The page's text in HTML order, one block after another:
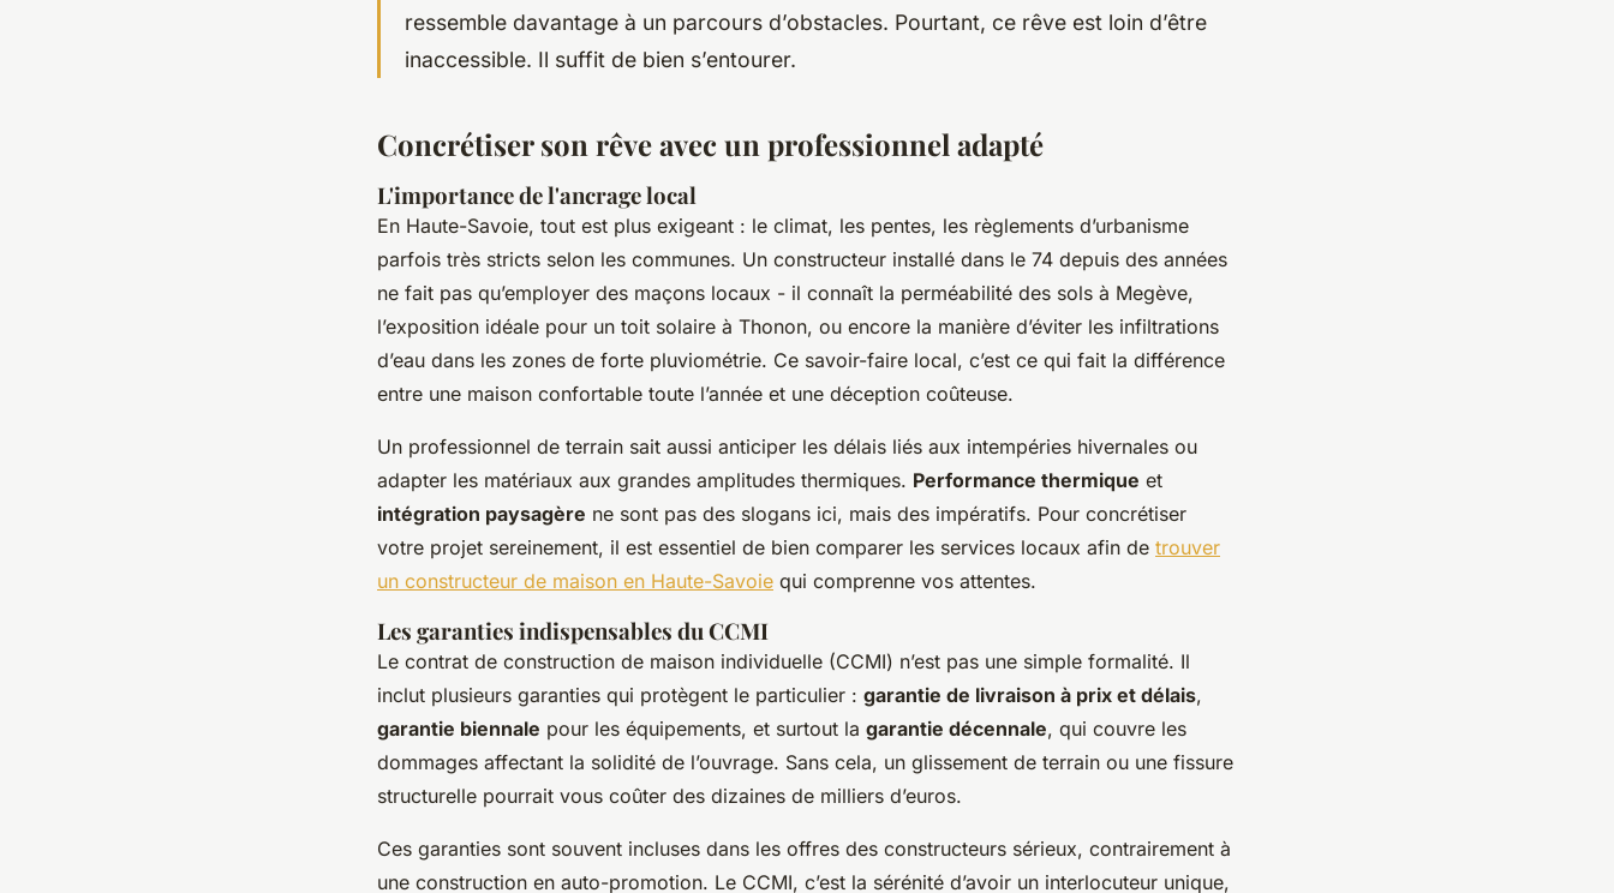
ressemble davantage à un parcours d’obstacles. Pourtant, ce rêve est loin d’être
inaccessible. Il suffit de bien s’entourer.
Concrétiser son rêve avec un professionnel adapté
L'importance de l'ancrage local
En Haute-Savoie, tout est plus exigeant : le climat, les pentes, les règlements d’urbanisme
parfois très stricts selon les communes. Un constructeur installé dans le 74 depuis des années
ne fait pas qu’employer des maçons locaux - il connaît la perméabilité des sols à Megève,
l’exposition idéale pour un toit solaire à Thonon, ou encore la manière d’éviter les infiltrations
d’eau dans les zones de forte pluviométrie. Ce savoir-faire local, c’est ce qui fait la différence
entre une maison confortable toute l’année et une déception coûteuse.
Un professionnel de terrain sait aussi anticiper les délais liés aux intempéries hivernales ou
adapter les matériaux aux grandes amplitudes thermiques. Performance thermique et
intégration paysagère ne sont pas des slogans ici, mais des impératifs. Pour concrétiser
votre projet sereinement, il est essentiel de bien comparer les services locaux afin de trouver
un constructeur de maison en Haute-Savoie qui comprenne vos attentes.
Les garanties indispensables du CCMI
Le contrat de construction de maison individuelle (CCMI) n’est pas une simple formalité. Il
inclut plusieurs garanties qui protègent le particulier : garantie de livraison à prix et délais,
garantie biennale pour les équipements, et surtout la garantie décennale, qui couvre les
dommages affectant la solidité de l’ouvrage. Sans cela, un glissement de terrain ou une fissure
structurelle pourrait vous coûter des dizaines de milliers d’euros.
Ces garanties sont souvent incluses dans les offres des constructeurs sérieux, contrairement à
une construction en auto-promotion. Le CCMI, c’est la sérénité d’avoir un interlocuteur unique,